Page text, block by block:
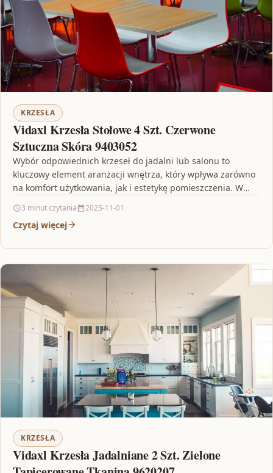
KRZESŁA
Vidaxl Krzesła Stołowe 4 Szt. Czerwone
Sztuczna Skóra 9403052
Wybór odpowiednich krzeseł do jadalni lub salonu to
kluczowy element aranżacji wnętrza, który wpływa zarówno
na komfort użytkowania, jak i estetykę pomieszczenia. W
3 minut czytania 2025-11-01
Czytaj więcej
KRZESŁA
Vidaxl Krzesła Jadalniane 2 Szt. Zielone